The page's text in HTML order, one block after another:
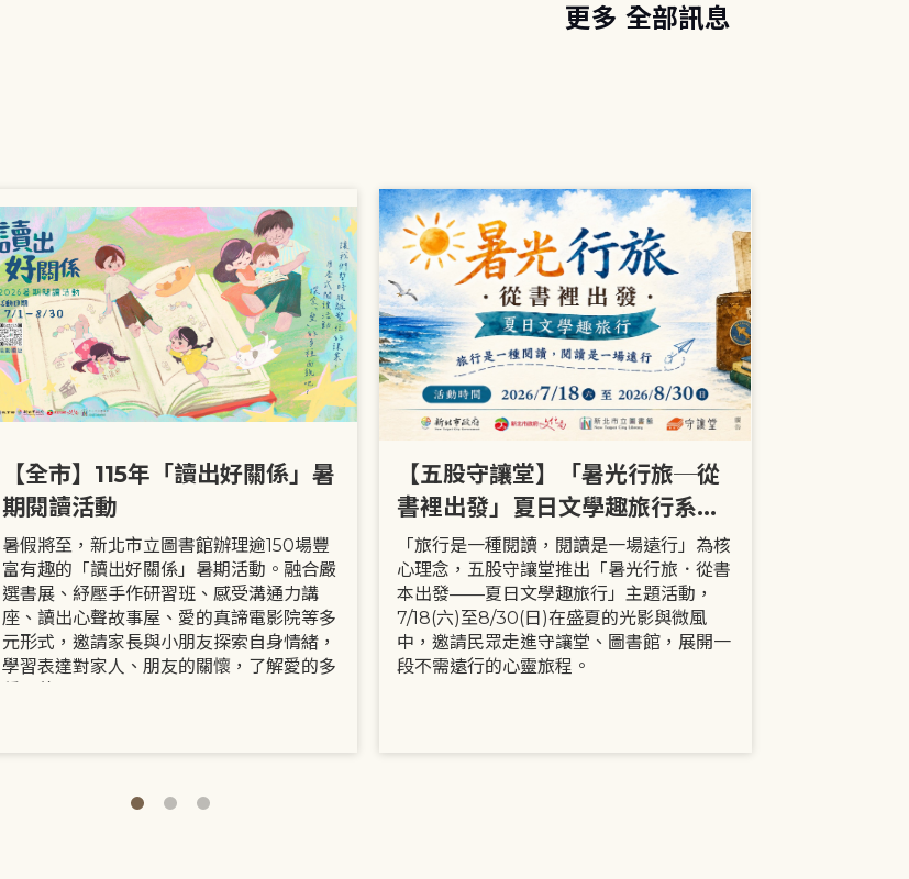
更多 全部訊息
【全市】115年「讀出好關係」暑
期閱讀活動
暑假將至，新北市立圖書館辦理逾150場豐
富有趣的「讀出好關係」暑期活動。融合嚴
選書展、紓壓手作研習班、感受溝通力講
座、讀出心聲故事屋、愛的真諦電影院等多
元形式，邀請家長與小朋友探索自身情緒，
學習表達對家人、朋友的關懷，了解愛的多
【五股守讓堂】「暑光行旅─從
書裡出發」夏日文學趣旅行系列
活動
「旅行是一種閱讀，閱讀是一場遠行」為核
心理念，五股守讓堂推出「暑光行旅．從書
本出發——夏日文學趣旅行」主題活動，
7/18(六)至8/30(日)在盛夏的光影與微風
中，邀請民眾走進守讓堂、圖書館，展開一
段不需遠行的心靈旅程。